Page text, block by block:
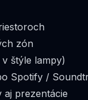
zón
štýle lampy)
Spotify /
aj prezentácie